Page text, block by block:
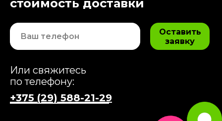
Оставить
заявку
Или свяжитесь
по телефону:
+375 (29) 588-21-29
стоимость доставки